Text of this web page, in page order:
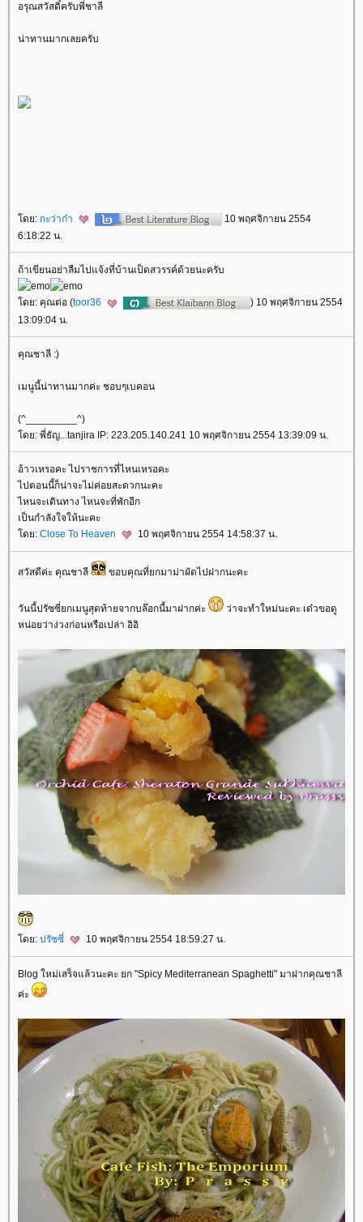
อรุณสวัสดิ์ครับพี่ชาลี
น่าทานมากเลยครับ
ดย: กะว่าก๋า
10 พฤศจิกายน 2554
6:18:22 น.
ถ้าเขียนอย่าลืมไปแจ้งที่บ้านเป็ดสวรรค์ด้วยนะครับ
ดย: คุณต่อ (toor36
) 10 พฤศจิกายน 2554
13:09:04 น.
คุณชาลี :)
เมนูนี้น่าทานมากค่ะ ชอบๆเบคอน
(^_________^)
ดย: พี่ธัญ...tanjira IP: 223.205.140.241 10 พฤศจิกายน 2554 13:39:09 น.
อ้าวเหรอคะ ไปราชการที่ไหนเหรอคะ
ไปตอนนี้ก็น่าจะไม่ค่อยสะดวกนะคะ
ไหนจะเดินทาง ไหนจะที่พักอีก
เป็นกำลังใจให้นะคะ
ดย: Close To Heaven 10 พฤศจิกายน 2554 14:58:37 น.
สวัสดีค่ะ คุณชาลี ขอบคุณที่ยกมาม่าผัดไปฝากนะคะ
วันนี้ปรัซซี่ยกเมนูสุดท้ายจากบล๊อกนี้มาฝากค่ะ
ว่าจะทำใหม่นะคะ เด๋วขอดู
หน่อยว่าง่วงก่อนหรือเปล่า อิอิ
ดย: ปรัซซี่ 10 พฤศจิกายน 2554 18:59:27 น.
Blog ใหม่เสร็จแล้วนะคะ ยก "Spicy Mediterranean Spaghetti" มาฝากคุณชาลี
ค่ะ